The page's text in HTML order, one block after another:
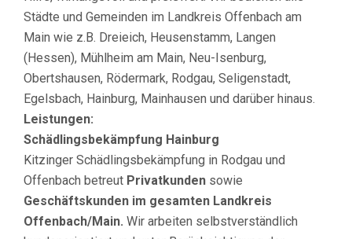
Städte und Gemeinden im Landkreis Offenbach am
Main wie z.B. Dreieich, Heusenstamm, Langen
(Hessen), Mühlheim am Main, Neu-Isenburg,
Obertshausen, Rödermark, Rodgau, Seligenstadt,
Egelsbach, Hainburg, Mainhausen und darüber hinaus.
Leistungen:
Schädlingsbekämpfung Hainburg
Kitzinger Schädlingsbekämpfung in Rodgau und
Offenbach betreut Privatkunden sowie
Geschäftskunden im gesamten Landkreis
Offenbach/Main. Wir arbeiten selbstverständlich